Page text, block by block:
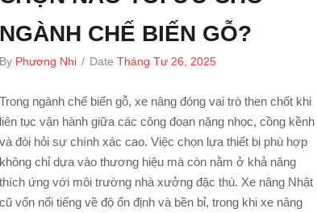
NGÀNH CHẾ BIẾN GỖ?
By Phương Nhi / Date Tháng Tư 26, 2025
Trong ngành chế biến gỗ, xe nâng đóng vai trò then chốt khi
liên tục vận hành giữa các công đoạn nặng nhọc, cồng kềnh
và đòi hỏi sự chính xác cao. Việc chọn lựa thiết bị phù hợp
không chỉ dựa vào thương hiệu mà còn nằm ở khả năng
thích ứng với môi trường nhà xưởng đặc thù. Xe nâng Nhật
cũ vốn nổi tiếng về độ ổn định và bền bỉ, trong khi xe nâng